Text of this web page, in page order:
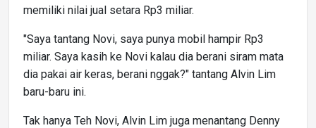
memiliki nilai jual setara Rp3 miliar.
"Saya tantang Novi, saya punya mobil hampir Rp3
miliar. Saya kasih ke Novi kalau dia berani siram mata
dia pakai air keras, berani nggak?" tantang Alvin Lim
baru-baru ini.
Tak hanya Teh Novi, Alvin Lim juga menantang Denny